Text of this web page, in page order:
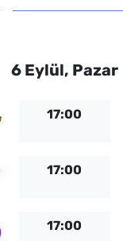
6 Eylül, Pazar
17:00
17:00
17:00